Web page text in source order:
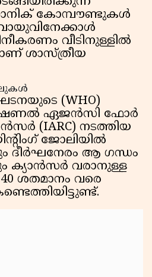
കോമ്പൗണ്ടുകൾ
വീടിനുള്ളിൽ
ശാസ്ത്രീയ
(WHO)
ഏജൻസി ഫോർ
(IARC) നടത്തിയ
ജോലിയിൽ
ദീർഘനേരം ആ ഗന്ധം
ക്യാൻസർ വരാനുള്ള
ശതമാനം വരെ